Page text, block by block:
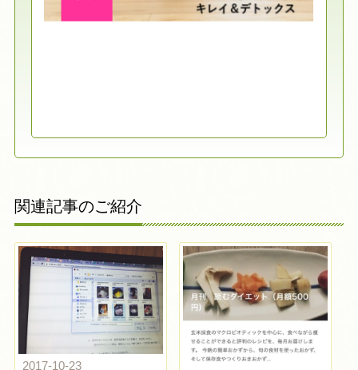
関連記事のご紹介
2017-10-23